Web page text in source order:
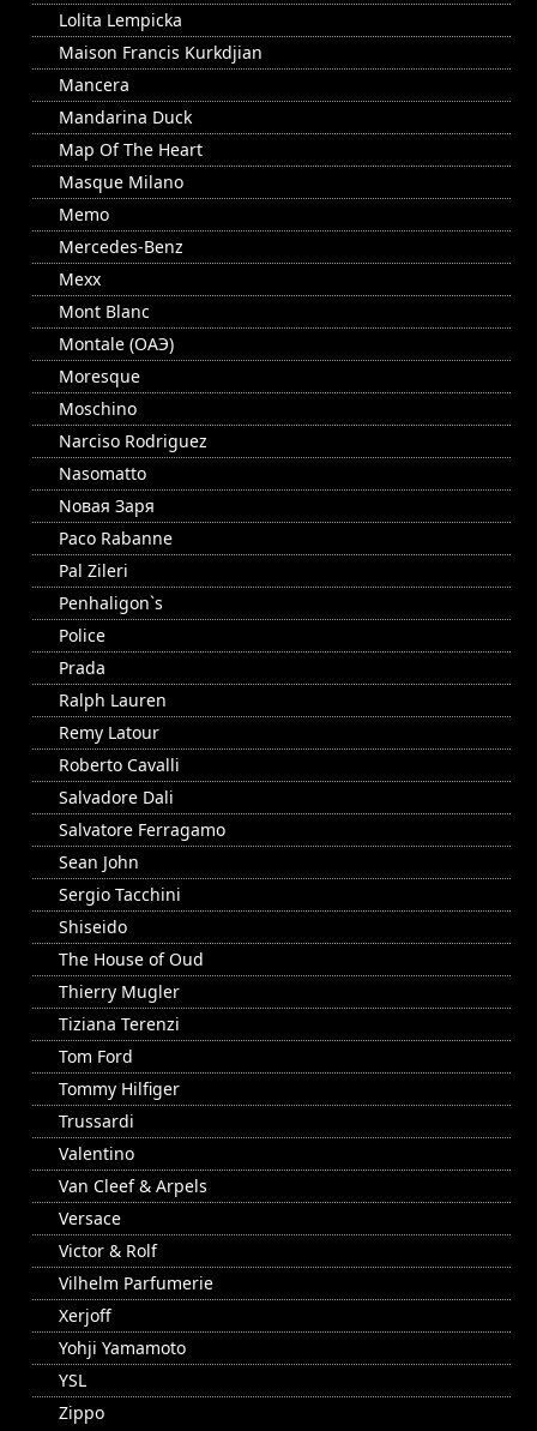
Lolita Lempicka
Maison Francis Kurkdjian
Mancera
Mandarina Duck
Map Of The Heart
Masque Milano
Memo
Mercedes-Benz
Mexx
Mont Blanc
Montale (ОАЭ)
Moresque
Moschino
Narciso Rodriguez
Nasomatto
Nовая Заря
Paco Rabanne
Pal Zileri
Penhaligon`s
Police
Prada
Ralph Lauren
Remy Latour
Roberto Cavalli
Salvadore Dali
Salvatore Ferragamo
Sean John
Sergio Tacchini
Shiseido
The House of Oud
Thierry Mugler
Tiziana Terenzi
Tom Ford
Tommy Hilfiger
Trussardi
Valentino
Van Cleef & Arpels
Versace
Victor & Rolf
Vilhelm Parfumerie
Xerjoff
Yohji Yamamoto
YSL
Zippo